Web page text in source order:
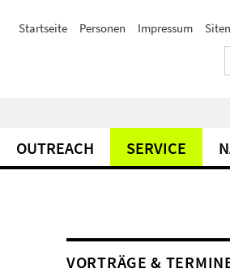
Startseite Personen Impressum
OUTREACH SERVICE
VORTRÄGE &